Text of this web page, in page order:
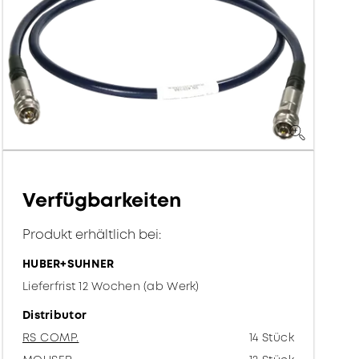
Verfügbarkeiten
Produkt erhältlich bei:
HUBER+SUHNER
Lieferfrist 12 Wochen (ab Werk)
Distributor
RS COMP.
14 Stück